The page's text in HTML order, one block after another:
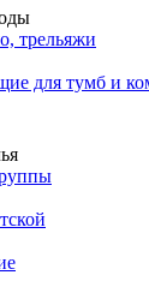
трельяжи
для тумб и